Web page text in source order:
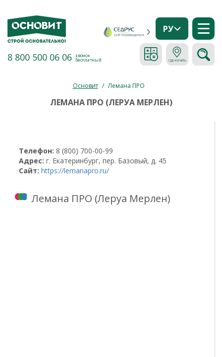
8 800 500 06 06 звонок
бесплатный
РУ
Основит / Лемана ПРО
ЛЕМАНА ПРО (ЛЕРУА МЕРЛЕН)
Телефон: 8 (800) 700-00-99
Адрес: г. Екатеринбург, пер. Базовый, д. 45
Сайт: https://lemanapro.ru/
Лемана ПРО (Леруа Мерлен)